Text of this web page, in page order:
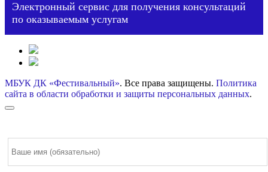
Электронный сервис для получения консультаций
по оказываемым услугам
МБУК ДК «Фестивальный». Все права защищены. Политика
сайта в области обработки и защиты персональных данных.